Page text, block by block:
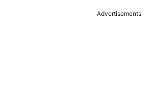
Advertisements